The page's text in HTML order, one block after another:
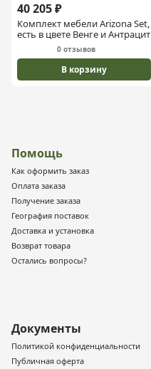
40 205 ₽
Комплект мебели Arizona Set,
есть в цвете Венге и Антрацит
0 отзывов
В корзину
Помощь
Как оформить заказ
Оплата заказа
Получение заказа
География поставок
Доставка и установка
Возврат товара
Остались вопросы?
Документы
Политикой конфиденциальности
Публичная оферта